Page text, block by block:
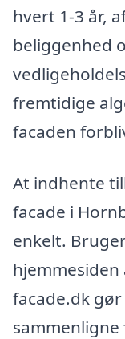
hvert 1-3 år,
beliggenhed
fremtidige
facaden
At indhente
facade i
enkelt.
facade.dk